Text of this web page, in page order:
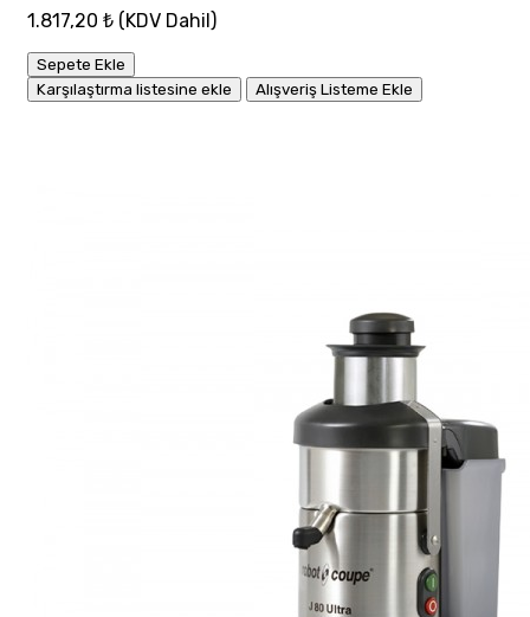
1.817,20 ₺ (KDV Dahil)
Sepete Ekle
Karşılaştırma listesine ekle
Alışveriş Listeme Ekle